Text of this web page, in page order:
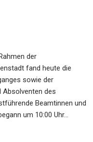
der
fand heute die
sowie der
Absolventen des
Beamtinnen und
um 10:00 Uhr…